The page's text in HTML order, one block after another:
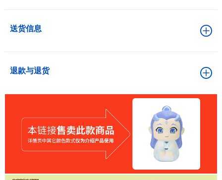
送货信息
退款与退货